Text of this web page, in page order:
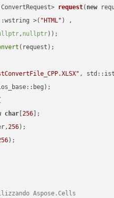
request( new
>(
"HTML" ) ,
, nullptr))
,
char [256 ];
256);
);
Aspose.Cells